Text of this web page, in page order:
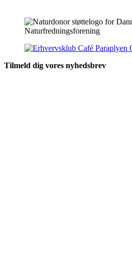
Tilmeld dig vores nyhedsbrev